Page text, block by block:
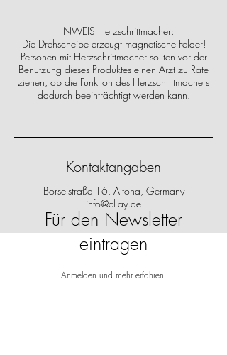
HINWEIS Herzschrittmacher:
Die Drehscheibe erzeugt magnetische Felder!
Personen mit Herzschrittmacher sollten vor der
Benutzung dieses Produktes einen Arzt zu Rate
ziehen, ob die Funktion des Herzschrittmachers
dadurch beeinträchtigt werden kann.
Kontaktangaben
Borselstraße 16, Altona, Germany
info@cl-ay.de
Für den Newsletter
eintragen
Anmelden und mehr erfahren.